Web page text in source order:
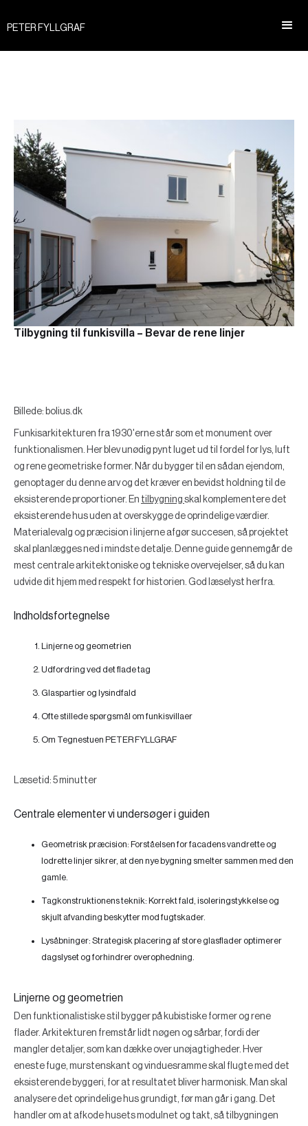
PETER FYLLGRAF
Tilbygning til funkisvilla – Bevar de rene linjer
Billede: bolius.dk
Funkisarkitekturen fra 1930'erne står som et monument over
funktionalismen. Her blev unødig pynt luget ud til fordel for lys, luft
og rene geometriske former. Når du bygger til en sådan ejendom,
genoptager du denne arv og det kræver en bevidst holdning til de
eksisterende proportioner. En tilbygning skal komplementere det
eksisterende hus uden at overskygge de oprindelige værdier.
Materialevalg og præcision i linjerne afgør succesen, så projektet
skal planlægges ned i mindste detalje. Denne guide gennemgår de
mest centrale arkitektoniske og tekniske overvejelser, så du kan
udvide dit hjem med respekt for historien. God læselyst herfra.
Indholdsfortegnelse
Linjerne og geometrien
Udfordring ved det flade tag
Glaspartier og lysindfald
Ofte stillede spørgsmål om funkisvillaer
Om Tegnestuen PETER FYLLGRAF
Læsetid: 5 minutter
Centrale elementer vi undersøger i guiden
Geometrisk præcision: Forståelsen for facadens vandrette og
lodrette linjer sikrer, at den nye bygning smelter sammen med den
gamle.
Tagkonstruktionens teknik: Korrekt fald, isoleringstykkelse og
skjult afvanding beskytter mod fugtskader.
Lysåbninger: Strategisk placering af store glasflader optimerer
dagslyset og forhindrer overophedning.
Linjerne og geometrien
Den funktionalistiske stil bygger på kubistiske former og rene
flader. Arkitekturen fremstår lidt nøgen og sårbar, fordi der
mangler detaljer, som kan dække over unøjagtigheder. Hver
eneste fuge, murstenskant og vinduesramme skal flugte med det
eksisterende byggeri, for at resultatet bliver harmonisk. Man skal
analysere det oprindelige hus grundigt, før man går i gang. Det
handler om at afkode husets modulnet og takt, så tilbygningen